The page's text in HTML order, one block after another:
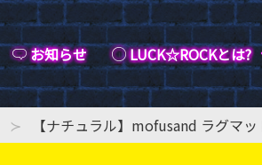
お知らせ LUCK☆ROCKとは?
【ナチュラル】mofusand ラグマ